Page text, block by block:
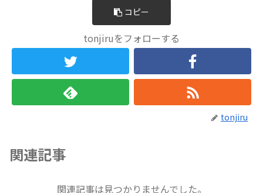
コピー
tonjiruをフォローする
tonjiru
関連記事
関連記事は見つかりませんでした。